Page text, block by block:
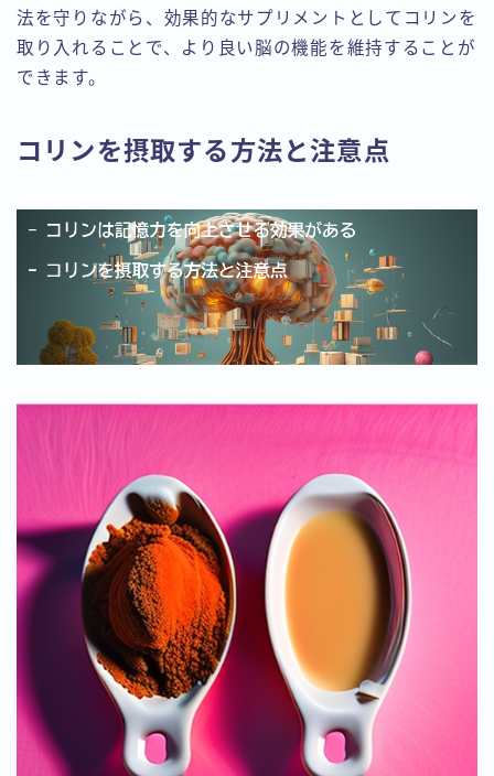
法を守りながら、効果的なサプリメントとしてコリンを
取り入れることで、より良い脳の機能を維持することが
できます。
コリンを摂取する方法と注意点